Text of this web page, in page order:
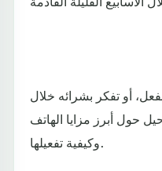
أو تفكر بشرائه خلال
فإليك 8 نصائح وحيل حول أبرز مزايا الهاتف
وكيفية تفعيلها.